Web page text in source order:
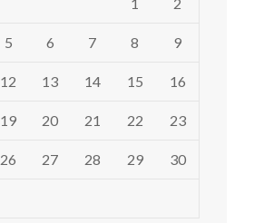
5 6 7 8 9
12 13 14 15 16
19 20 21 22 23
26 27 28 29 30